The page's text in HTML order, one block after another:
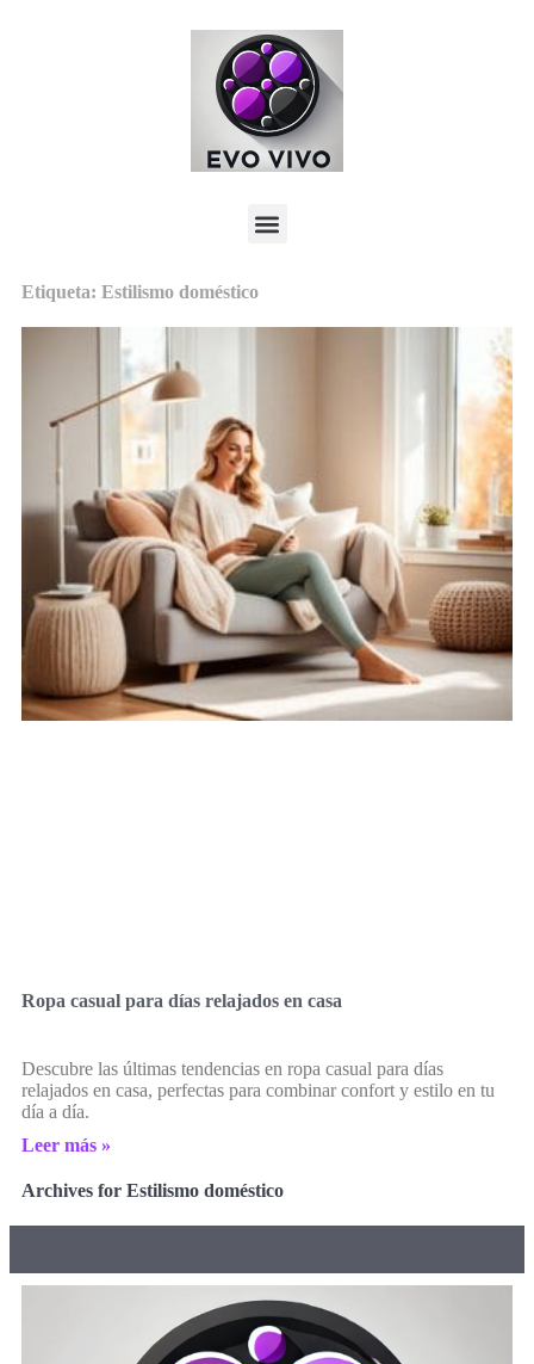
Etiqueta: Estilismo doméstico
Ropa casual para días relajados en casa
Descubre las últimas tendencias en ropa casual para días
relajados en casa, perfectas para combinar confort y estilo en tu
día a día.
Leer más »
Archives for Estilismo doméstico